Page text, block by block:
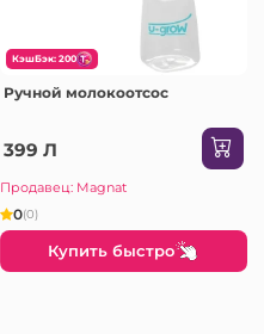
КэшБэк: 200
Ручной молокоотсос
399 Л
Продавец: Magnat
0(0)
Купить быстро